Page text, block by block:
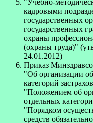
"Учебно-
кадровыми
государственных
государственных
охраны
(охраны труда)"
24.01.2012)
Приказ
"Об организации
категорий
"Положением об
отдельных
"Порядком
средств